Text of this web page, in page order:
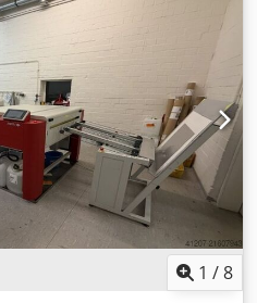
1 /8